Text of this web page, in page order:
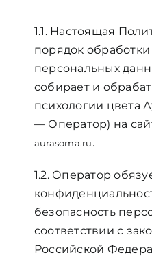
ЦВЕТОВАЯ ЭССЕНЦИЯ
АРХАНГЕЛОИД
КОНДИЦИОНЕР
ПОЛНЫЕ КОМПЛЕКТЫ
УСЛУГИ
1.1. Настоящая
порядок
персональных
собирает и
психологии цвета
— Оператор) на
aurasoma.ru.
1.2. Оператор
безопасность
соответствии с
Российской